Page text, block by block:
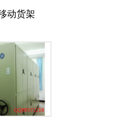
动货架